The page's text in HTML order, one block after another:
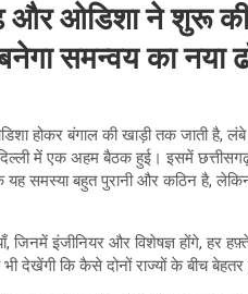
और ओडिशा ने शुरू की
समन्वय का नया
होकर बंगाल की खाड़ी तक जाती है,
में एक अहम बैठक हुई। इसमें
यह समस्या बहुत पुरानी और कठिन है,
जिनमें इंजीनियर और विशेषज्ञ होंगे, हर
देखेंगी कि कैसे दोनों राज्यों के बीच